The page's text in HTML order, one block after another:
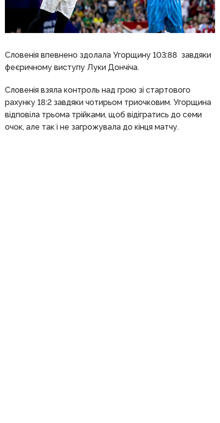
Словенія впевнено здолала Угорщину 103:88 завдяки
феєричному виступу Луки Дончіча.
Словенія взяла контроль над грою зі стартового
рахунку 18:2 завдяки чотирьом триочковим. Угорщина
відповіла трьома трійками, щоб відігратись до семи
очок, але так і не загрожувала до кінця матчу.